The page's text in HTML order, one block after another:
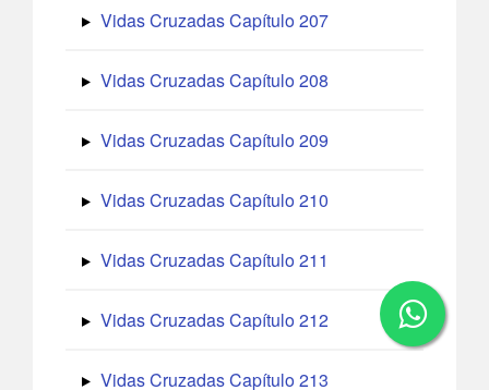
Vidas Cruzadas Capítulo 207
Vidas Cruzadas Capítulo 208
Vidas Cruzadas Capítulo 209
Vidas Cruzadas Capítulo 210
Vidas Cruzadas Capítulo 211
Vidas Cruzadas Capítulo 212
Vidas Cruzadas Capítulo 213